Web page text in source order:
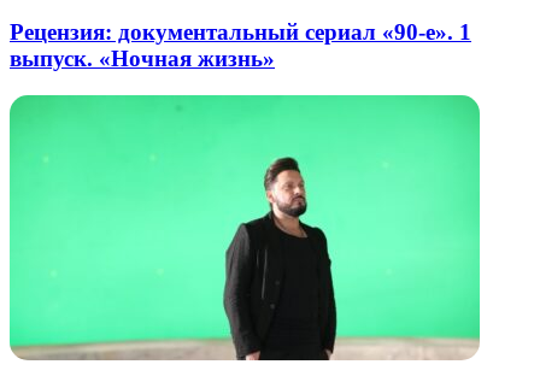
Рецензия: документальный сериал «90-е». 1
выпуск. «Ночная жизнь»